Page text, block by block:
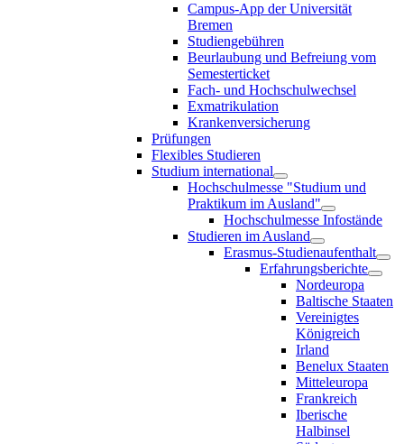
Campus-App der Universität
Bremen
Studiengebühren
Beurlaubung und Befreiung vom
Semesterticket
Fach- und Hochschulwechsel
Exmatrikulation
Krankenversicherung
Prüfungen
Flexibles Studieren
Studium international
Hochschulmesse "Studium und
Praktikum im Ausland"
Hochschulmesse Infostände
Studieren im Ausland
Erasmus-Studienaufenthalt
Erfahrungsberichte
Nordeuropa
Baltische Staaten
Vereinigtes
Königreich
Irland
Benelux Staaten
Mitteleuropa
Frankreich
Iberische
Halbinsel